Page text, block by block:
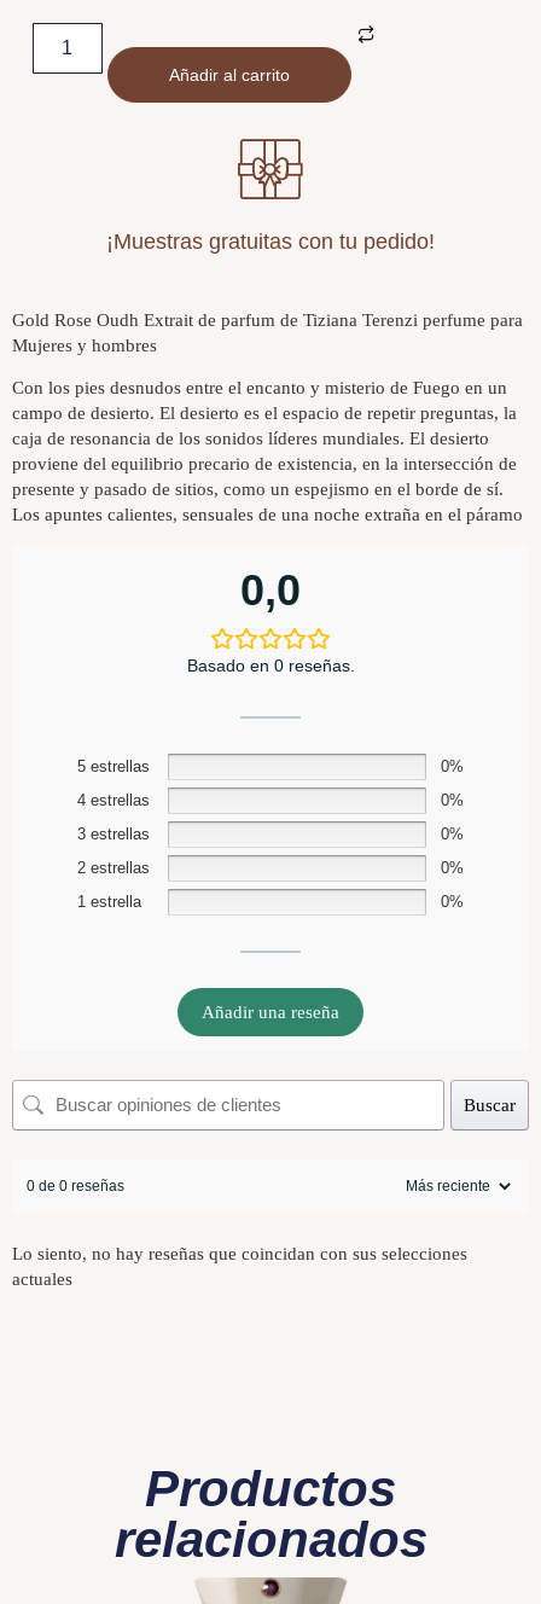
Añadir al carrito
¡Muestras gratuitas con tu pedido!
Gold Rose Oudh Extrait de parfum de Tiziana Terenzi perfume para
Mujeres y hombres
Con los pies desnudos entre el encanto y misterio de Fuego en un
campo de desierto. El desierto es el espacio de repetir preguntas, la
caja de resonancia de los sonidos líderes mundiales. El desierto
proviene del equilibrio precario de existencia, en la intersección de
presente y pasado de sitios, como un espejismo en el borde de sí.
Los apuntes calientes, sensuales de una noche extraña en el páramo
0,0
Basado en 0 reseñas.
5 estrellas
0%
4 estrellas
0%
3 estrellas
0%
2 estrellas
0%
1 estrella
0%
Añadir una reseña
Buscar
0 de 0 reseñas
Lo siento, no hay reseñas que coincidan con sus selecciones
actuales
Productos
relacionados